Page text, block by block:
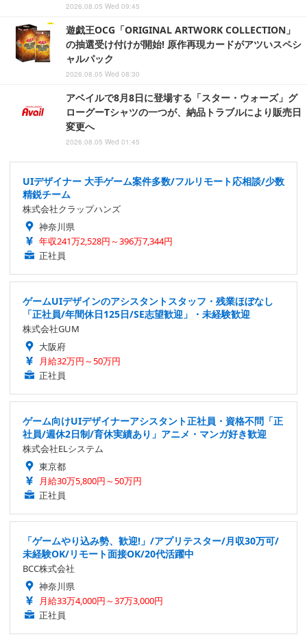
2026.08.05 Wed 09:45
遊戯王OCG「ORIGINAL ARTWORK COLLECTION」
の抽選受け付けが開始! 原作再現カードがアツいスペシ
ャルパック
2026.08.05 Wed 08:30
アベイルで8月8日に登場する「スター・ウォーズ」グ
ローグーTシャツの一つが、納品トラブルにより販売日
変更へ
2026.08.05 Wed 01:45
UIデザイナー 大手ゲーム案件多数/フルリモート応相談/少数
精鋭チーム
株式会社クラップハンズ
神奈川県
年収241万2,528円～396万7,344円
正社員
ゲームUIデザインのアシスタントスタッフ・残業ほぼなし
「正社員/年間休日125日/SE志望歓迎」・未経験歓迎
株式会社GUM
大阪府
月給32万円～50万円
正社員
ゲーム向けUIデザイナーアシスタント正社員・資格不問「正
社員/週休2日制/育休実績あり」アニメ・マンガ好き歓迎
株式会社ELシステム
東京都
月給30万5,800円～50万円
正社員
「ゲームやり込み勢、歓迎!」/アプリテスター/月収30万可/
未経験OK/リモート面接OK/20代活躍中
BCC株式会社
神奈川県
月給33万4,000円～37万3,000円
正社員